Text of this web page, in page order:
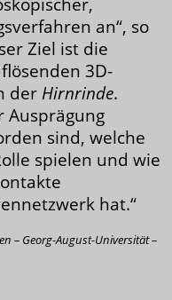
an“, so
Ziel ist die
3D-
der Hirnrinde.
Ausprägung
sind, welche
spielen und wie
hat.“
– Georg-August-Universität –